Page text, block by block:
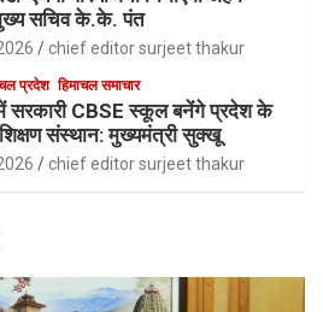
सचिव के.के. पंत
chief editor surjeet thakur
प्रदेश हिमाचल समाचार
में सरकारी CBSE स्कूल बनेंगे प्रदेश के
शिक्षण संस्थान: मुख्यमंत्री सुक्खू
chief editor surjeet thakur